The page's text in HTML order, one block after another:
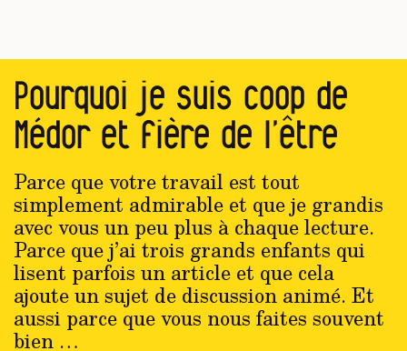
Pourquoi je suis coop de
Médor et fière de l’être
Parce que votre travail est tout
simplement admirable et que je grandis
avec vous un peu plus à chaque lecture.
Parce que j’ai trois grands enfants qui
lisent parfois un article et que cela
ajoute un sujet de discussion animé. Et
aussi parce que vous nous faites souvent
bien …